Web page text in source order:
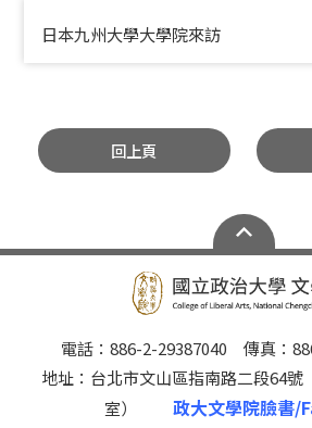
日本九州大學大學院來訪
回上頁
電話：886-2-29387040 傳真：
地址：台北市文山區指南路二段64號
室） 政大文學院臉書/